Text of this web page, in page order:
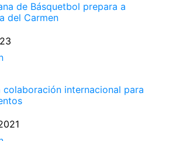
de Básquetbol prepara a
del Carmen
colaboración internacional para